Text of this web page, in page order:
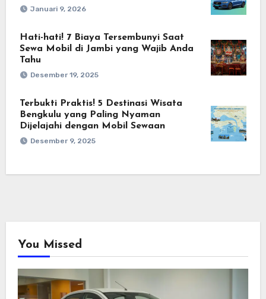
Januari 9, 2026
Hati-hati! 7 Biaya Tersembunyi Saat
Sewa Mobil di Jambi yang Wajib Anda
Tahu
Desember 19, 2025
Terbukti Praktis! 5 Destinasi Wisata
Bengkulu yang Paling Nyaman
Dijelajahi dengan Mobil Sewaan
Desember 9, 2025
You Missed